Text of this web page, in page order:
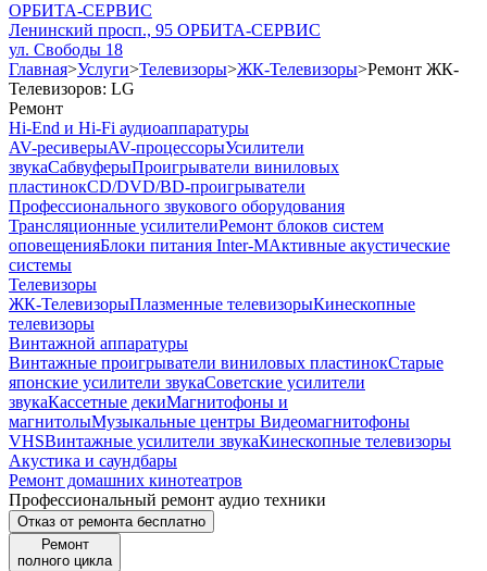
ОРБИТА-СЕРВИС
Ленинский просп., 95 ОРБИТА-СЕРВИС
ул. Свободы 18
Главная>Услуги>Телевизоры>ЖК-Телевизоры>Ремонт ЖК-
Телевизоров: LG
Ремонт
Hi-End и Hi-Fi аудиоаппаратуры
AV-ресиверыAV-процессорыУсилители
звукаСабвуферыПроигрыватели виниловых
пластинокCD/DVD/BD-проигрыватели
Профессионального звукового оборудования
Трансляционные усилителиРемонт блоков систем
оповещенияБлоки питания Inter-MАктивные акустические
системы
Телевизоры
ЖК-ТелевизорыПлазменные телевизорыКинескопные
телевизоры
Винтажной аппаратуры
Винтажные проигрыватели виниловых пластинокСтарые
японские усилители звукаСоветские усилители
звукаКассетные декиМагнитофоны и
магнитолыМузыкальные центры Видеомагнитофоны
VHSВинтажные усилители звукаКинескопные телевизоры
Акустика и саундбары
Ремонт домашних кинотеатров
Профессиональный ремонт аудио техники
Отказ от ремонта бесплатно
Ремонт
полного цикла